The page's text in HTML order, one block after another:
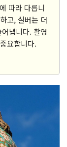
따라 다릅니
고, 실버는 더
냅니다. 촬영
요합니다.